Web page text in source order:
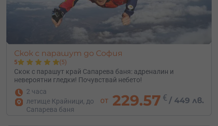
Скок с парашут до София
5 (5)
Скок с парашут край Сапарева баня: адреналин и
невероятни гледки! Почувствай небето!
2 часа
летище Крайници, до
Сапарева баня
от 229.57 € /449 лв.